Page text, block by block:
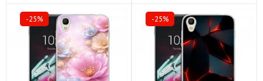
-25% -25%